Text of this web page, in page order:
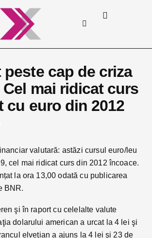
peste cap de criza
mai ridicat curs
cu euro din 2012
valutară: astăzi cursul euro/leu
cel mai ridicat curs din 2012 încoace.
la ora 13,00 odată cu publicarea
BNR.
şi în raport cu celelalte valute
dolarului american a urcat la 4 lei şi
elveţian a ajuns la 4 lei şi 23 de